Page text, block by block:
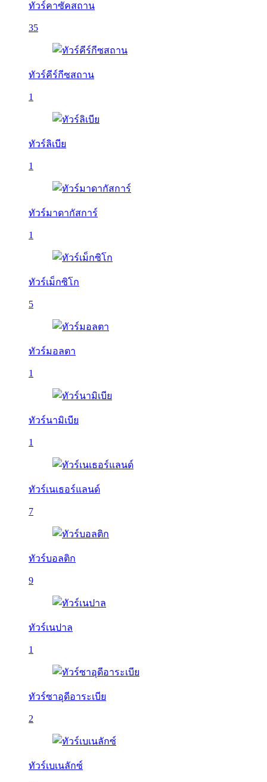
ทัวร์คาซัคสถาน
35
ทัวร์คีร์กีซสถาน
1
ทัวร์ลิเบีย
1
ทัวร์มาดากัสการ์
1
ทัวร์เม็กซิโก
5
ทัวร์มอลตา
1
ทัวร์นามิเบีย
1
ทัวร์เนเธอร์แลนด์
7
ทัวร์บอลติก
9
ทัวร์เนปาล
1
ทัวร์ซาอุดีอาระเบีย
2
ทัวร์เบเนลักซ์